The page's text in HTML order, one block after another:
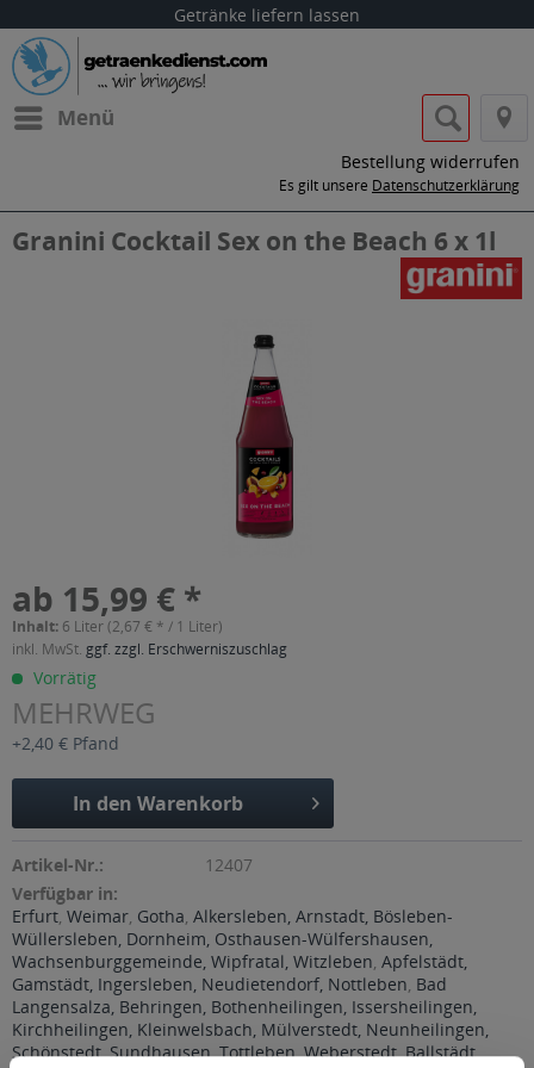
Getränke liefern lassen
Menü
Bestellung widerrufen
Es gilt unsere Datenschutzerklärung
Granini Cocktail Sex on the Beach 6 x 1l
ab 15,99 € *
Inhalt: 6 Liter (2,67 € * / 1 Liter)
inkl. MwSt. ggf. zzgl. Erschwerniszuschlag
Vorrätig
MEHRWEG
+2,40 € Pfand
In den Warenkorb
Artikel-Nr.:
12407
Verfügbar in:
Erfurt, Weimar, Gotha, Alkersleben, Arnstadt, Bösleben-
Wüllersleben, Dornheim, Osthausen-Wülfershausen,
Wachsenburggemeinde, Wipfratal, Witzleben, Apfelstädt,
Gamstädt, Ingersleben, Neudietendorf, Nottleben, Bad
Langensalza, Behringen, Bothenheilingen, Issersheilingen,
Kirchheilingen, Kleinwelsbach, Mülverstedt, Neunheilingen,
Schönstedt, Sundhausen, Tottleben, Weberstedt,Ballstädt,